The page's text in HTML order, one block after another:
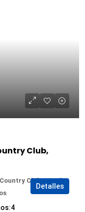
Club,
Club, Paraíso
4
Detalles